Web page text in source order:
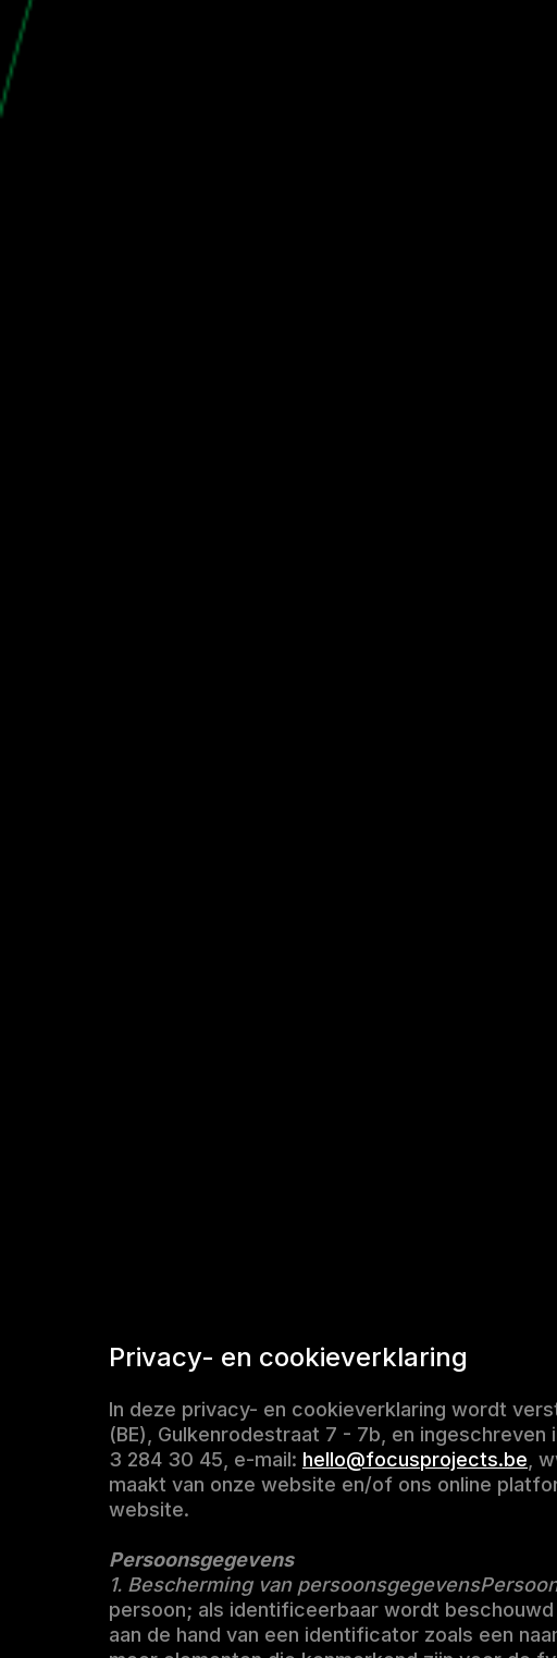
Privacy- en cookieverklaring
In deze privacy- en cookieverklaring wordt
(BE), Gulkenrodestraat 7 - 7b, en
3 284 30 45, e-mail: hello@focusprojects.be ,
maakt van onze website en/of ons online
website.
Persoonsgegevens
1. Bescherming van
persoon; als identificeerbaar wordt
aan de hand van een identificator zoals een